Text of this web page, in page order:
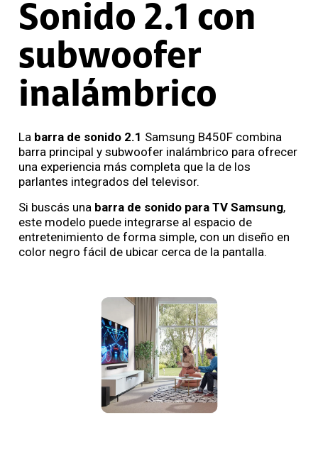
Sonido 2.1 con
subwoofer
inalámbrico
La barra de sonido 2.1 Samsung B450F combina
barra principal y subwoofer inalámbrico para ofrecer
una experiencia más completa que la de los
parlantes integrados del televisor.
Si buscás una barra de sonido para TV Samsung,
este modelo puede integrarse al espacio de
entretenimiento de forma simple, con un diseño en
color negro fácil de ubicar cerca de la pantalla.